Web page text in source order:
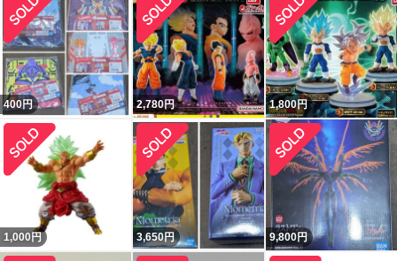
400円 2,780円 1,800円
1,000 円 3,650円 9,800円